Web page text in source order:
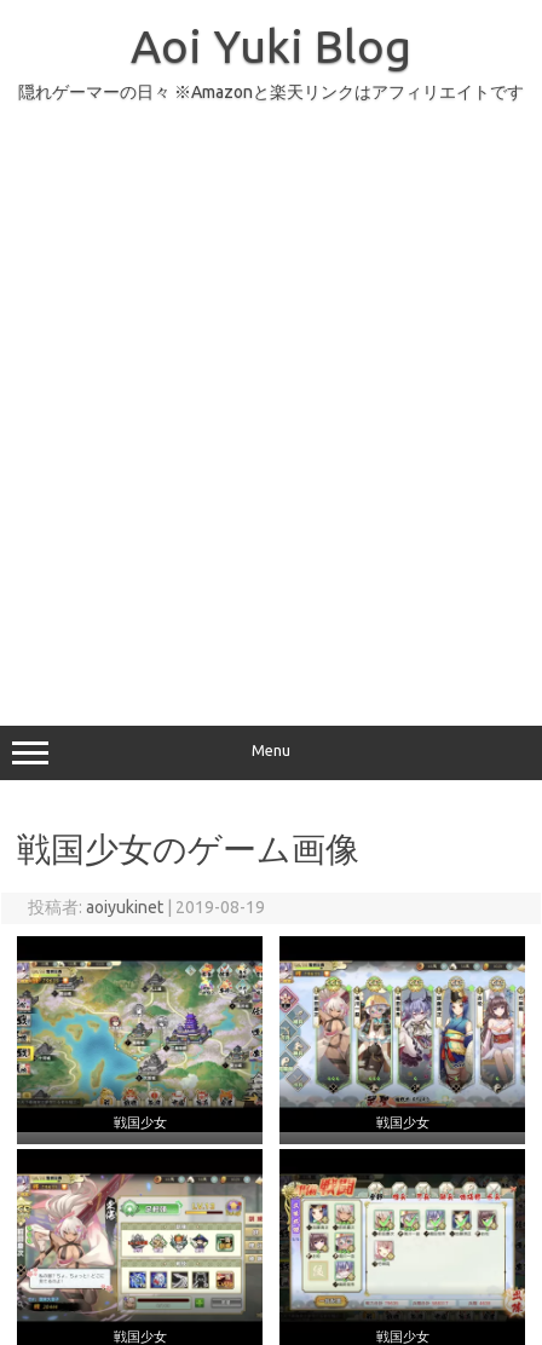
Aoi Yuki Blog
隠れゲーマーの日々 ※Amazonと楽天リンクはアフィリエイトです
Menu
戦国少女のゲーム画像
投稿者: aoiyukinet 2019-08-19
戦国少女 戦国少女
戦国少女 戦国少女